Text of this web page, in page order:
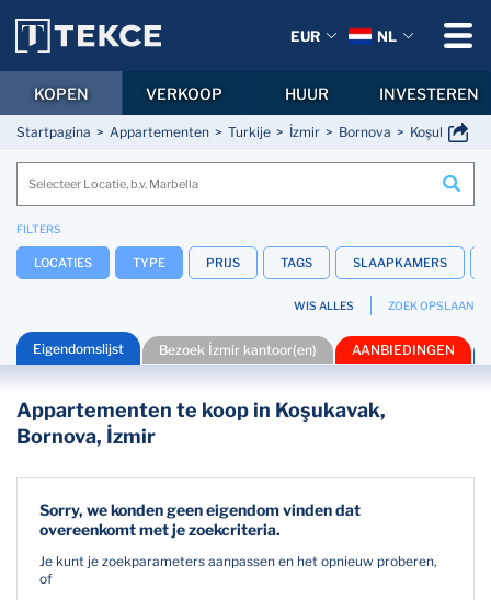
Startpagina Appartementen Turkije İzmir Bornova Koşukavak
FILTERS
LOCATIES TYPE PRIJS TAGS SLAAPKAMERS
WIS ALLES ZOEK OPSLAAN
Eigendomslijst Bezoek İzmir kantoor(en) AANBIEDINGEN
Appartementen te koop in Koşukavak,
Bornova, İzmir
Sorry, we konden geen eigendom vinden dat
overeenkomt met je zoekcriteria.
Je kunt je zoekparameters aanpassen en het opnieuw proberen,
of
EUR NL
KOPEN VERKOOP HUUR INVESTEREN